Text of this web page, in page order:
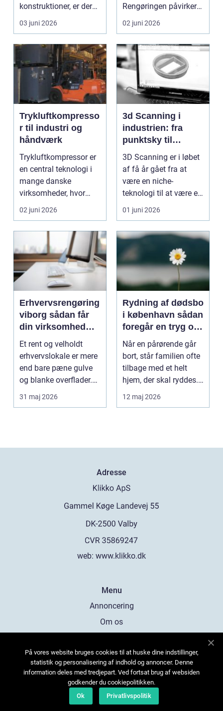
konstruktioner, er der
én ting, der altid ska...
03 juni 2026
Rengøringen påvirker
kundernes
førstehåndsind...
02 juni 2026
Trykluftkompresso
r til industri og
håndværk
Trykluftkompressor er
en central teknologi i
mange danske
virksomheder, hvor
stabil forsyning af try...
02 juni 2026
3d Scanning i
industrien: fra
punktsky til
præcist
projektgrundlag
3D Scanning er i løbet
af få år gået fra at
være en niche-
teknologi til at være et
helt almindeligt ...
01 juni 2026
Erhvervsrengøring
viborg sådan får
din virksomhed
mere tid og bedre
arbejdsmiljø
Et rent og velholdt
erhvervslokale er mere
end bare pæne gulve
og blanke overflader.
Rengøringen påv...
31 maj 2026
Rydning af dødsbo
i københavn sådan
foregår en tryg og
effektiv proces
Når en pårørende går
bort, står familien ofte
tilbage med et helt
hjem, der skal ryddes.
Møbler, per...
12 maj 2026
Adresse
web: www.klikko.dk
Menu
Annoncering
Om os
Kontakt os
Sitemap
På vores website bruges cookies til at huske dine indstillinger,
statistik og personalisering af indhold og annoncer. Denne
information deles med tredjepart. Ved fortsat brug af websiden
godkender du cookiepolitikken.
Ok
Privatlivspolitik